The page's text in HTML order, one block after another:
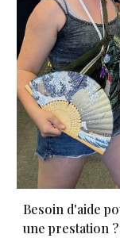
Besoin d'aide
une prestation